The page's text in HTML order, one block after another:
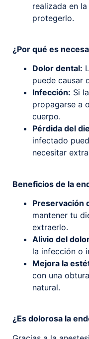
realizada en
protegerlo.
¿Por qué es
Dolor dental:
puede causar
Infección: Si
propagarse a
cuerpo.
Pérdida del
infectado
necesitar
Beneficios de la
Preservación
mantener tu
extraerlo.
Alivio del
la infección o
Mejora la
con una
natural.
¿Es dolorosa la